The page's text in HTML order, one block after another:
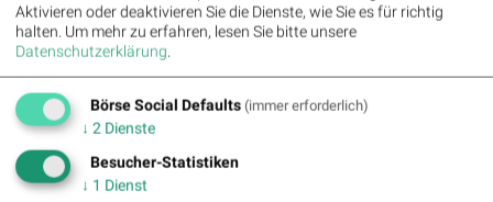
Useletter
Die Useletter "Morning Xpresso" und "Evening Xtrakt" heben sich
kostenfrei anmelden. Wichtige Börse-Infos garantiert.
Newsletter abonnieren
Runplugged
Aktivieren oder deaktivieren Sie die Dienste, wie Sie es für richtig
halten. Um mehr zu erfahren, lesen Sie bitte unsere
Datenschutzerklärung.
Börse Social Defaults (immer erforderlich)
↓ 2 Dienste
Besucher-Statistiken
↓ 1 Dienst